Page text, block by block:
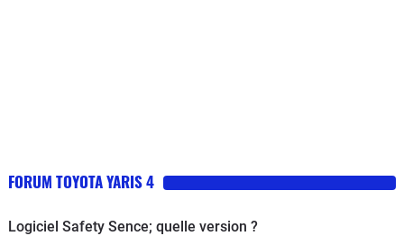
FORUM TOYOTA YARIS 4
Logiciel Safety Sence; quelle version ?